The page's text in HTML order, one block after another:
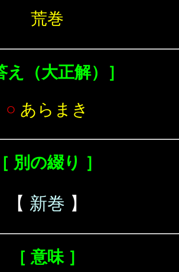
荒巻
え（大正解）］
○ あらまき
［ 別の綴り ］
【 新巻 】
［ 意味 ］